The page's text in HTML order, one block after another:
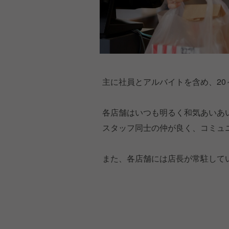
主に社員とアルバイトを含め、
各店舗はいつも明るく和気あいあ
スタッフ同士の仲が良く、コミ
また、各店舗には店長が常駐し